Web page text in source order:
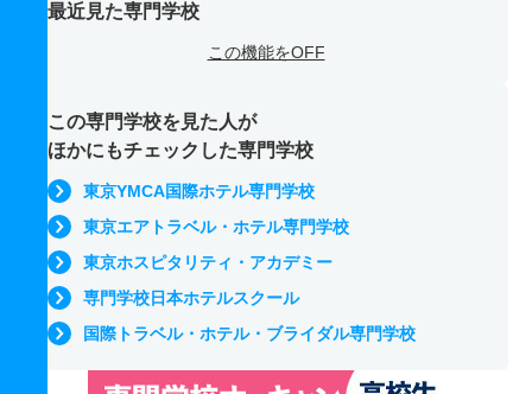
最近見た専門学校
この機能をOFF
この専門学校を見た人が
ほかにもチェックした専門学校
東京YMCA国際ホテル専門学校
東京エアトラベル・ホテル専門学校
東京ホスピタリティ・アカデミー
専門学校日本ホテルスクール
国際トラベル・ホテル・ブライダル専門学校